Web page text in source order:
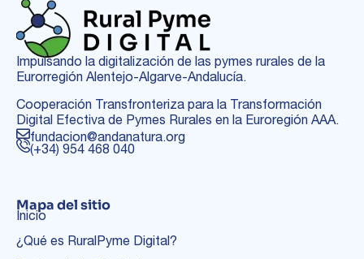
Impulsando la digitalización de las pymes rurales de la
Eurorregión Alentejo-Algarve-Andalucía.
Cooperación Transfronteriza para la Transformación
Digital Efectiva de Pymes Rurales en la Euroregión AAA.
fundacion@andanatura.org
(+34) 954 468 040
Mapa del sitio
Inicio
¿Qué es RuralPyme Digital?